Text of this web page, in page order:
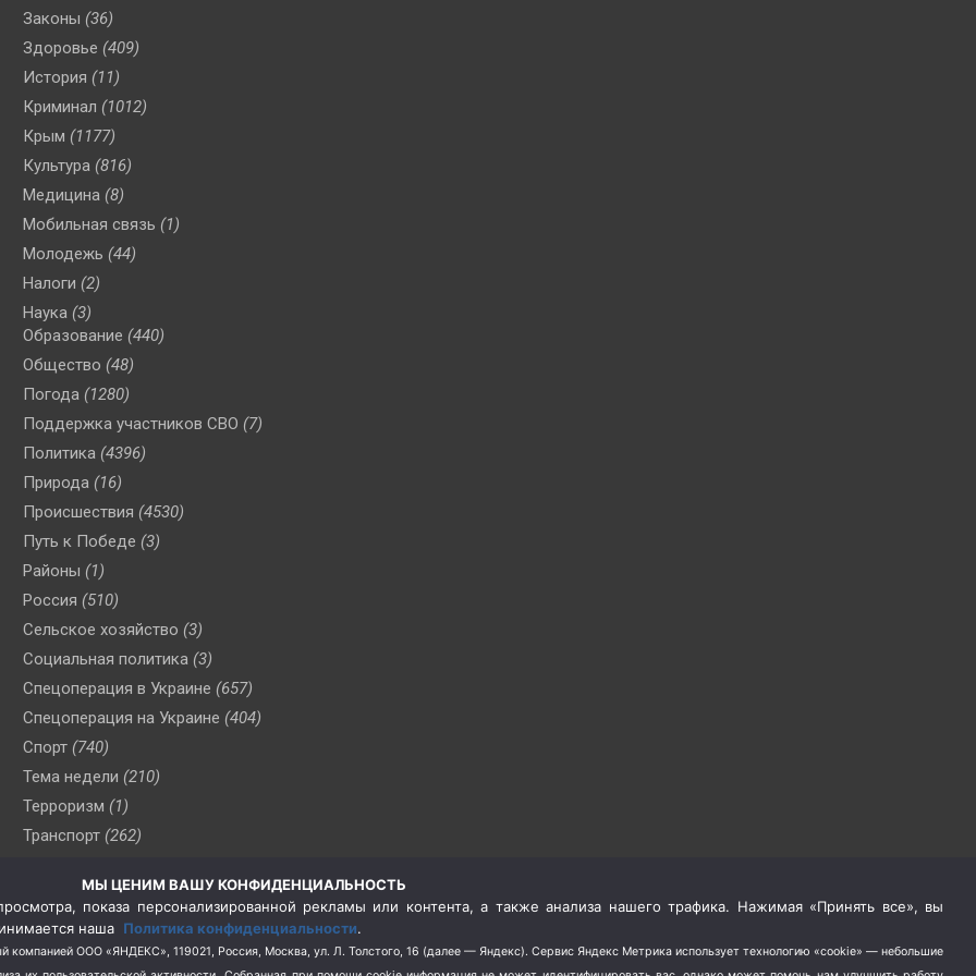
Законы (36)
Здоровье (409)
История (11)
Криминал (1012)
Крым (1177)
Культура (816)
Медицина (8)
Мобильная связь (1)
Молодежь (44)
Налоги (2)
Наука (3)
Образование (440)
Общество (48)
Погода (1280)
Поддержка участников СВО (7)
Политика (4396)
Природа (16)
Происшествия (4530)
Путь к Победе (3)
Районы (1)
Россия (510)
Сельское хозяйство (3)
Социальная политика (3)
Спецоперация в Украине (657)
Спецоперация на Украине (404)
Спорт (740)
Тема недели (210)
Терроризм (1)
Транспорт (262)
(76)
Цены (2)
Школа и спорт (2)
МЫ ЦЕНИМ ВАШУ КОНФИДЕНЦИАЛЬНОСТЬ
показа персонализированной рекламы или контента, а также анализа нашего трафика. Нажимая «Принять все», вы
наша Политика конфиденциальности.
компанией ООО «ЯНДЕКС», 119021, Россия, Москва, ул. Л. Толстого, 16 (далее — Яндекс). Сервис Яндекс Метрика использует технологию «cookie» — небольшие